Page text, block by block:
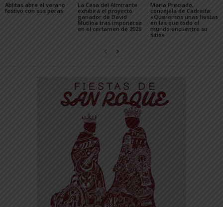
Ablitas abre el verano
festivo con sus peras
La Casa del Almirante
exhibirá el proyecto
ganador de David
Mutiloa tras imponerse
en el certamen de 2026
María Preciado,
concejala de Cadreita:
«Queremos unas fiestas
en las que todo el
mundo encuentre su
sitio»